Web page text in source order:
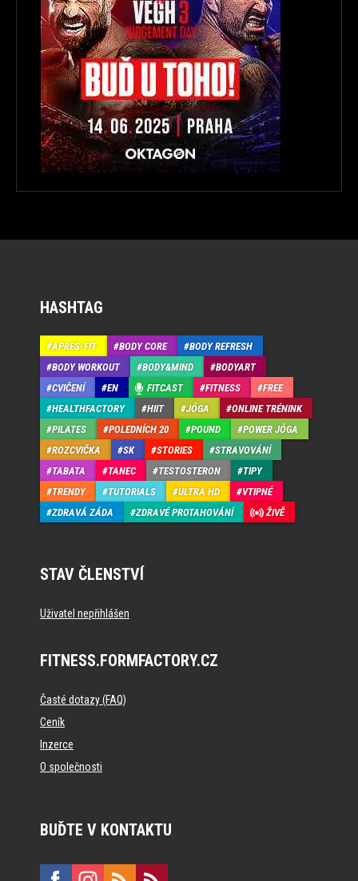
HASHTAG
APRÉS-FIT BODY CORE
BODY REFRESH
BODY WORKOUT
BODY&MIND
BODYART
CVIČENÍ
EN FITCAST FITNESS
FREE
HEALTHFACTORY
HIIT JÓGA
ONLINE TRÉNINK
PILATES
POLEDNÍCH 20 POUND
POWER JÓGA
ROZCVIČKA
SK STORIES
STRAVOVÁNÍ
TABATA
TANEC TESTOSTERON
TIPY
TRENDY
TUTORIALS ULTRA HD
VTIPNÉ
ZDRAVÁ ZÁDA
ZDRAVÉ PROTAHOVÁNÍ ŽIVĚ
STAV ČLENSTVÍ
Uživatel nepřihlášen
FITNESS.FORMFACTORY.CZ
Časté dotazy (FAQ)
Ceník
Inzerce
O společnosti
BUĎTE V KONTAKTU